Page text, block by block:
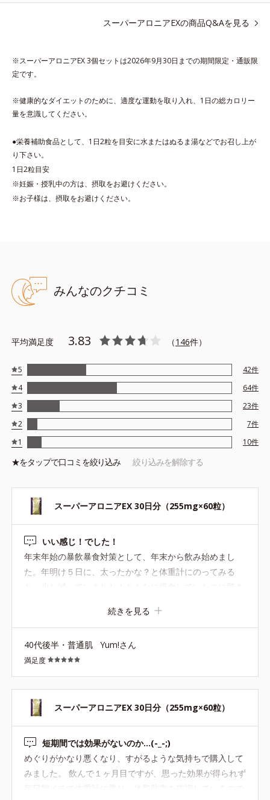
大人のやる気を燃やし、年齢ダイエットを熱く応援します。
（2粒当り）。
スーパーアロニアEXの商品Q&Aを見る
※スーパーアロニアEX 3個セットは2026年9月30日までの期間限定・通販限
定です。
※健康的なダイエットのために、適度な運動を取り入れ、1日の総カロリー
量を意識してください。
●栄養補助食品として、1日2粒を目安に水またはぬるま湯などでお召し上が
り下さい。
1日2粒目安
※妊娠・授乳中の方は、摂取をお避けください。
※お子様は、摂取をお避けください。
みんなのクチコミ
平均満足度 3.83 （146件）
5 42件
4
64件
3
23件
2
7件
1
10件
★をタップで口コミを絞り込み 絞り込みを解除する
スーパーアロニアEX 30日分（255mg×60粒）
いい感じ！でした！
年末年始の暴飲暴食対策として、年末から飲み始めまし
た。年明け５日に、太ったかな？と体重計にのってみる
と、少し減っていました！あんなに爆食していたのに驚き
続きを見る
40代後半・普通肌 Yum!さん
満足度
スーパーアロニアEX 30日分（255mg×60粒）
短期間では効果がないのか…(-_-;)
めぐりがかなり悪くなり、すがるような気持ちで購入して
みました。 飲んで１ヶ月目ですが、思った効果が得られず